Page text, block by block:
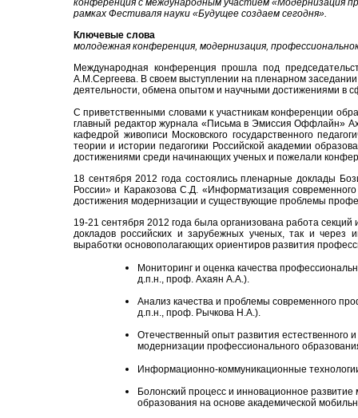
рамках Фестиваля науки «Будущее создаем сегодня».
Ключевые слова
молодежная конференция, модернизация,
Международная конференция прошла под
А.М.Сергеева. В своем выступлении на пленарном
деятельности, обмена опытом и научными достижениями в
С приветственными словами к участникам конференции
главный редактор журнала «Письма в Эмиссия Оффлайн»
кафедрой живописи Московского государственного
теории и истории педагогики Российской академии
достижениями среди начинающих ученых и пожелали
18 сентября 2012 года состоялись пленарные доклады
России» и Каракозова С.Д. «Информатизация
достижения модернизации и существующие проблемы
19-21 сентября 2012 года была организована работа
докладов российских и зарубежных ученых, так и
выработки основополагающих ориентиров развития
Мониторинг и оценка качества
д.п.н., проф. Ахаян А.А.).
Анализ качества и проблемы современного
д.п.н., проф. Рычкова Н.А.).
Отечественный опыт развития естественного
модернизации профессионального
Информационно-коммуникационные
Болонский процесс и инновационное
образования на основе академической